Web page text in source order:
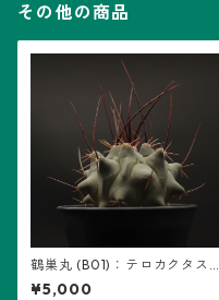
その他の商品
鶴巣丸 (B01)：テロカクタス属
※実生
¥5,000